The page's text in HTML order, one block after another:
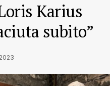
Karius
subito”